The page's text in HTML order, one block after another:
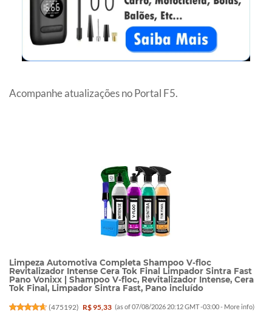
Acompanhe atualizações no Portal F5.
Limpeza Automotiva Completa Shampoo V-floc
Revitalizador Intense Cera Tok Final Limpador Sintra Fast
Pano Vonixx | Shampoo V-floc, Revitalizador Intense, Cera
Tok Final, Limpador Sintra Fast, Pano incluído
(475192) R$ 95,33 (as of 07/08/2026 20:12 GMT -03:00 - More info)